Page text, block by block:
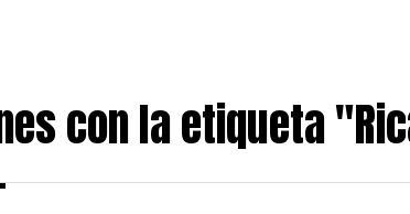
con la etiqueta